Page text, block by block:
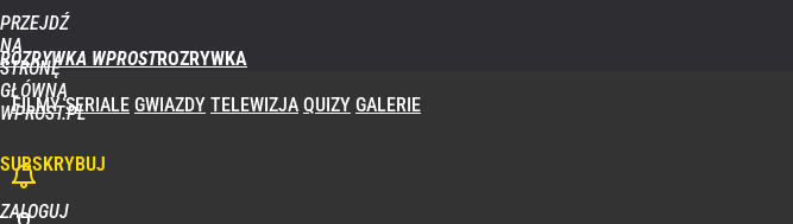
PRZEJDŹ
NA
STRONĘ
GŁÓWNĄ
WPROST.PL
ROZRYWKA WPROST
FILMY SERIALE GWIAZDY TELEWIZJA QUIZY GALERIE
SUBSKRYBUJ
ZALOGUJ